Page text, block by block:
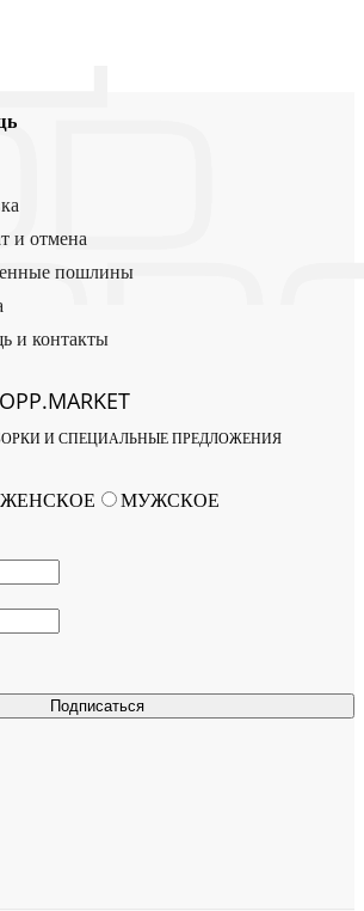
и отмена
пошлины
и контакты
И СПЕЦИАЛЬНЫЕ ПРЕДЛОЖЕНИЯ
Подписаться
ЖЕНСКОЕ МУЖСКОЕ